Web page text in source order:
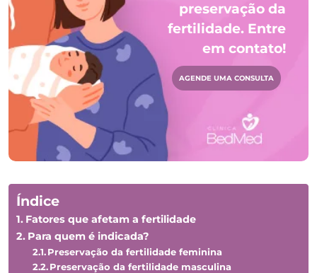
preservação da
fertilidade. Entre
em contato!
AGENDE UMA CONSULTA
Índice
Fatores que afetam a fertilidade
Para quem é indicada?
Preservação da fertilidade feminina
Preservação da fertilidade masculina